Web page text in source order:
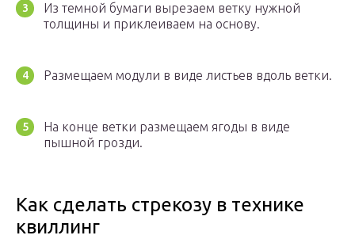
Из темной бумаги вырезаем ветку нужной
толщины и приклеиваем на основу.
Размещаем модули в виде листьев вдоль ветки.
На конце ветки размещаем ягоды в виде
пышной грозди.
Как сделать стрекозу в технике
квиллинг